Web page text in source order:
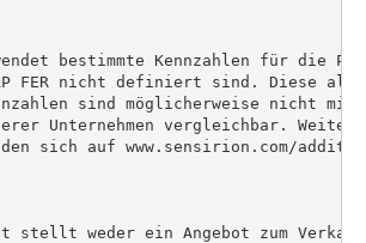
bestimmte Kennzahlen für die
FER nicht definiert sind. Diese
sind möglicherweise nicht
Unternehmen vergleichbar.
sich auf www.sensirion.com/
stellt weder ein Angebot zum